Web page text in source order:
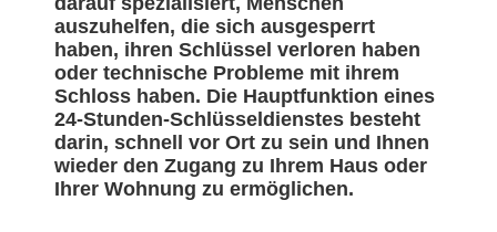
auszuhelfen, die sich ausgesperrt
haben, ihren Schlüssel verloren haben
oder technische Probleme mit ihrem
Schloss haben. Die Hauptfunktion eines
24-Stunden-Schlüsseldienstes besteht
darin, schnell vor Ort zu sein und Ihnen
wieder den Zugang zu Ihrem Haus oder
Ihrer Wohnung zu ermöglichen.